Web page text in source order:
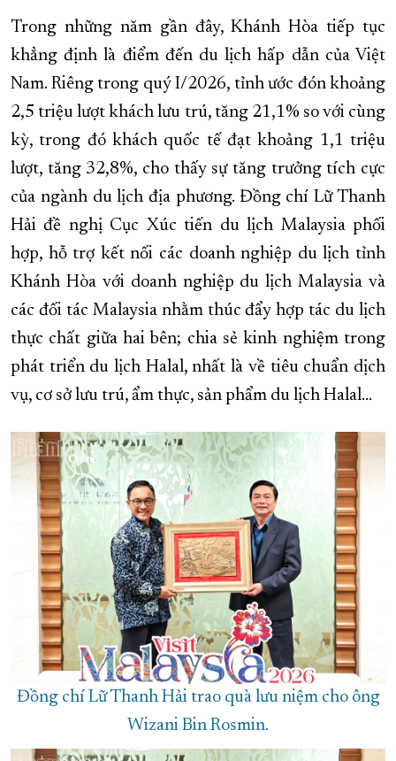
Trong những năm gần đây, Khánh Hòa tiếp tục
khẳng định là điểm đến du lịch hấp dẫn của Việt
Nam. Riêng trong quý I/2026, tỉnh ước đón khoảng
2,5 triệu lượt khách lưu trú, tăng 21,1% so với cùng
kỳ, trong đó khách quốc tế đạt khoảng 1,1 triệu
lượt, tăng 32,8%, cho thấy sự tăng trưởng tích cực
của ngành du lịch địa phương. Đồng chí Lữ Thanh
Hải đề nghị Cục Xúc tiến du lịch Malaysia phối
hợp, hỗ trợ kết nối các doanh nghiệp du lịch tỉnh
Khánh Hòa với doanh nghiệp du lịch Malaysia và
các đối tác Malaysia nhằm thúc đẩy hợp tác du lịch
thực chất giữa hai bên; chia sẻ kinh nghiệm trong
phát triển du lịch Halal, nhất là về tiêu chuẩn dịch
vụ, cơ sở lưu trú, ẩm thực, sản phẩm du lịch Halal…
Đồng chí Lữ Thanh Hải trao quà lưu niệm cho ông
Wizani Bin Rosmin.